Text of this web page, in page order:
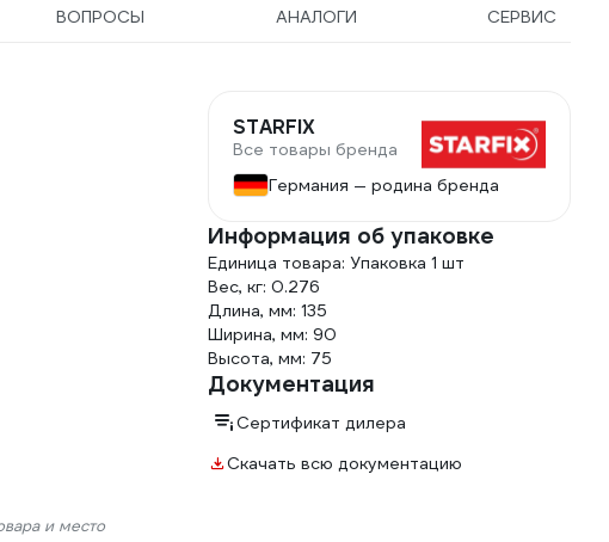
ВОПРОСЫ АНАЛОГИ СЕРВИС
и место
STARFIX
Все товары бренда
Германия — родина бренда
Информация об упаковке
Единица товара: Упаковка 1 шт
Вес, кг: 0.276
Длина, мм: 135
Ширина, мм: 90
Высота, мм: 75
Документация
Сертификат дилера
Скачать всю документацию